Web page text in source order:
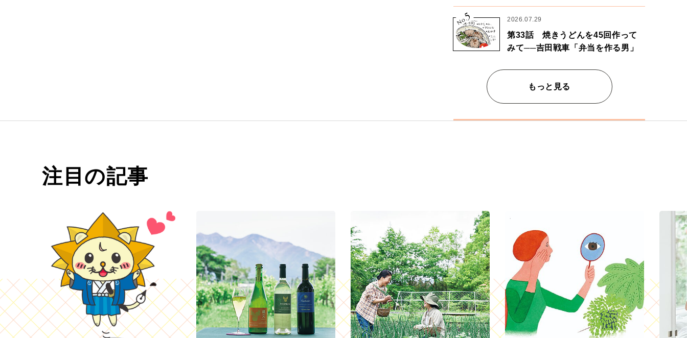
心のリズムが乱されないための作
業」。
No.
5 2026.07.29
第33話 焼きうどんを45回作って
みて──吉田戦車「弁当を作る男」
もっと見る
注目の記事